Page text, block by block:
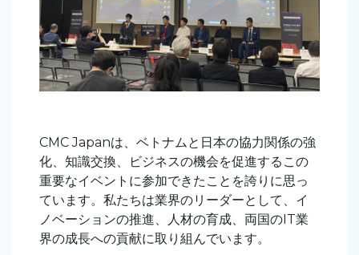
CMC Japanは、ベトナムと日本の協力関係の強
化、知識交換、ビジネスの機会を促進するこの
重要なイベントに参加でき たこと を誇りに思っ
ています。私たちは業界のリーダーとして、イ
ノベーションの推進、人材の育成、両国のIT業
界の成長への貢献に取り組んでいます。